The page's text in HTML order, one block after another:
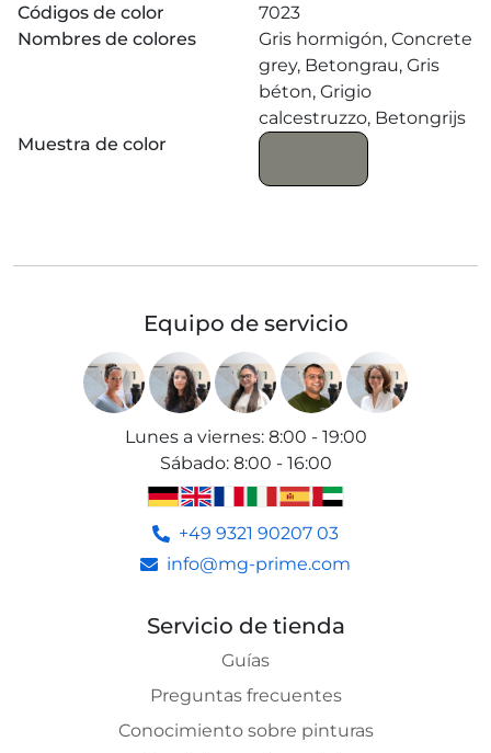
Códigos de color
7023
Nombres de colores
Gris hormigón, Concrete
grey, Betongrau, Gris
béton, Grigio
calcestruzzo, Betongrijs
Muestra de color
Equipo de servicio
Lunes a viernes: 8:00 - 19:00
Sábado: 8:00 - 16:00
+49 9321 90207 03
info@mg-prime.com
Servicio de tienda
Guías
Preguntas frecuentes
Conocimiento sobre pinturas